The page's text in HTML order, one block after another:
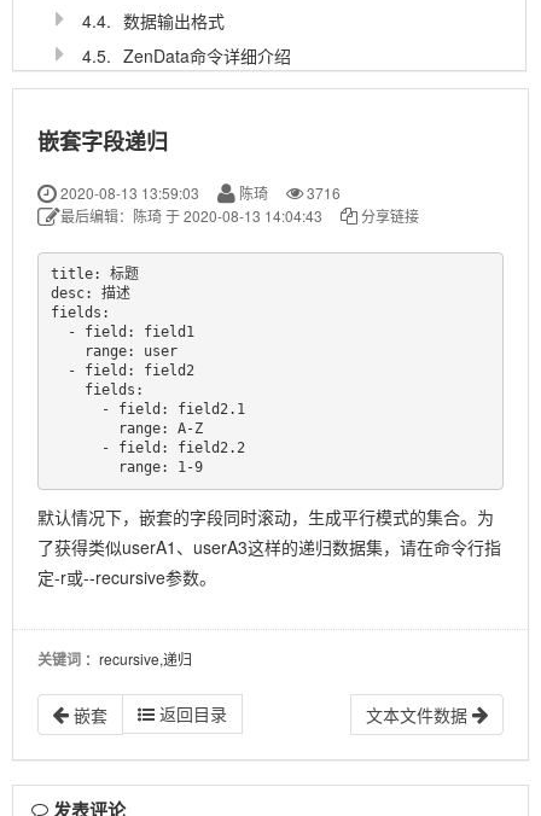
4.4. 数据输出格式
4.5. ZenData命令详细介绍
4.6. ZenData服务接口
5
如何获得支持
嵌套字段递归
2020-08-13 13:59:03 陈琦
3716
最后编辑：陈琦 于 2020-08-13 14:04:43
分享链接
title: 标题
desc: 描述
fields:
        range: 1-9
默认情况下，嵌套的字段同时滚动，生成平行模式的集合。为
了获得类似userA1、userA3这样的递归数据集，请在命令行指
定-r或--recursive参数。
关键词 ：recursive,递归
嵌套 返回目录 文本文件数据
发表评论